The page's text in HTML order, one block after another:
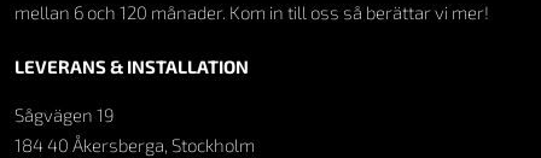
mellan 6 och 120 månader. Kom in till oss så berättar vi mer!
LEVERANS & INSTALLATION
Sågvägen 19
184 40 Åkersberga, Stockholm